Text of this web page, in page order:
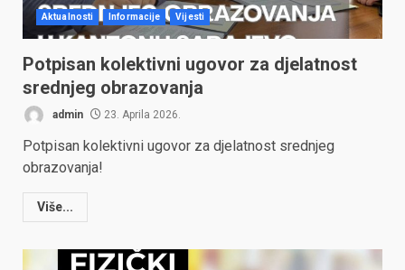
Aktualnosti Informacije Vijesti
Potpisan kolektivni ugovor za djelatnost
srednjeg obrazovanja
admin 23. Aprila 2026.
Potpisan kolektivni ugovor za djelatnost srednjeg
obrazovanja!
Više...